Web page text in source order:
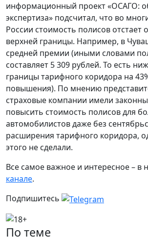
информационный проект «ОСАГО:
экспертиза» подсчитал, что во
России стоимость полисов отстает
верхней границы. Например, в
средней премии (иными словами
составляет 5 309 рублей. То есть
границы тарифного коридора на
повышения). По мнению
страховые компании имели
повысить стоимость полисов для
автомобилистов даже без
расширения тарифного коридора,
этого не сделали.
Все самое важное и интересное – в
канале.
Подпишитесь
По теме